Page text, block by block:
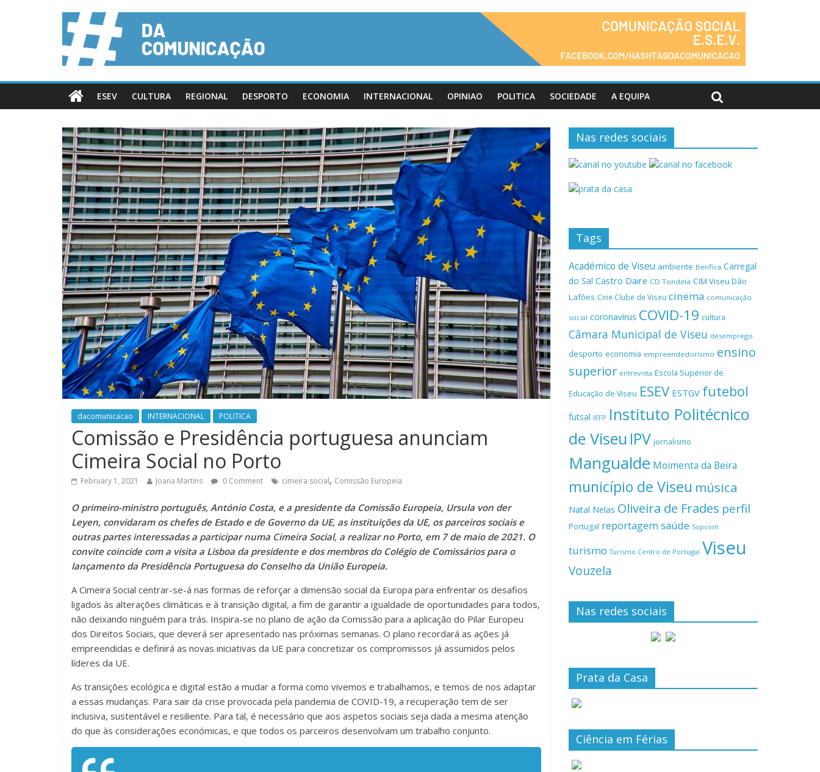
ESEV CULTURA REGIONAL DESPORTO ECONOMIA INTERNACIONAL OPINIAO POLITICA SOCIEDADE A EQUIPA
dacomunicacao INTERNACIONAL POLITICA
Comissão e Presidência portuguesa anunciam
Cimeira Social no Porto
February 1, 2021 Joana Martins 0 Comment cimeira social, Comissão Europeia
O primeiro-ministro português, António Costa, e a presidente da Comissão Europeia, Ursula von der
Leyen, convidaram os chefes de Estado e de Governo da UE, as instituições da UE, os parceiros sociais e
outras partes interessadas a participar numa Cimeira Social, a realizar no Porto, em 7 de maio de 2021. O
convite coincide com a visita a Lisboa da presidente e dos membros do Colégio de Comissários para o
lançamento da Presidência Portuguesa do Conselho da União Europeia.
A Cimeira Social centrar-se-á nas formas de reforçar a dimensão social da Europa para enfrentar os desafios
ligados às alterações climáticas e à transição digital, a fim de garantir a igualdade de oportunidades para todos,
não deixando ninguém para trás. Inspira-se no plano de ação da Comissão para a aplicação do Pilar Europeu
dos Direitos Sociais, que deverá ser apresentado nas próximas semanas. O plano recordará as ações já
empreendidas e definirá as novas iniciativas da UE para concretizar os compromissos já assumidos pelos
líderes da UE.
As transições ecológica e digital estão a mudar a forma como vivemos e trabalhamos, e temos de nos adaptar
a essas mudanças. Para sair da crise provocada pela pandemia de COVID-19, a recuperação tem de ser
inclusiva, sustentável e resiliente. Para tal, é necessário que aos aspetos sociais seja dada a mesma atenção
do que às considerações económicas, e que todos os parceiros desenvolvam um trabalho conjunto.
Nas redes sociais
Tags
Académico de Viseu ambiente Benfica Carregal
do Sal Castro Daire CD Tondela CIM Viseu Dão
Lafões Cine Clube de Viseu cinema comunicação
social coronavírus COVID-19 cultura
Câmara Municipal de Viseu desemprego
desporto economia empreendedorismo ensino
superior entrevista Escola Superior de
Educação de Viseu ESEV ESTGV futebol
futsal IEFP Instituto Politécnico
de Viseu IPV jornalismo
Mangualde Moimenta da Beira
município de Viseu música
Natal Nelas Oliveira de Frades perfil
Portugal reportagemsaúde Sopcom
turismo Turismo Centro de Portugal Viseu
Vouzela
Nas redes sociais
Prata da Casa
Ciência em Férias